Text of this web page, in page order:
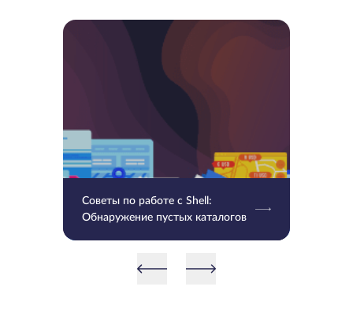
Советы по работе с Shell:
Обнаружение пустых каталогов